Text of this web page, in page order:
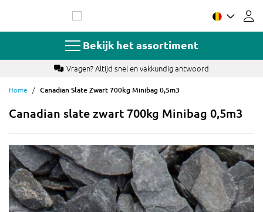
de
Bekijk het assortiment
Vragen? Altijd snel en vakkundig antwoord
Home Canadian Slate Zwart 700kg Minibag 0,5m3
Canadian slate zwart 700kg Minibag 0,5m3